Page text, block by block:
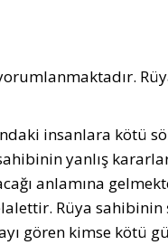
insanlara kötü
yanlış
anlamına
Rüya
gören kimse kötü